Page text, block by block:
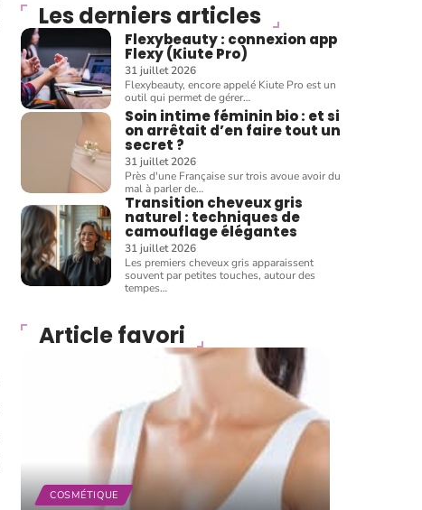
Les derniers articles
Flexybeauty : connexion app
Flexy (Kiute Pro)
31 juillet 2026
Flexybeauty, encore appelé Kiute Pro est un
outil qui permet de gérer…
Soin intime féminin bio : et si
on arrêtait d’en faire tout un
secret ?
31 juillet 2026
Près d'une Française sur trois avoue avoir du
mal à parler de…
Transition cheveux gris
naturel : techniques de
camouflage élégantes
31 juillet 2026
Les premiers cheveux gris apparaissent
souvent par petites touches, autour des
tempes…
Article favori
COSMÉTIQUE